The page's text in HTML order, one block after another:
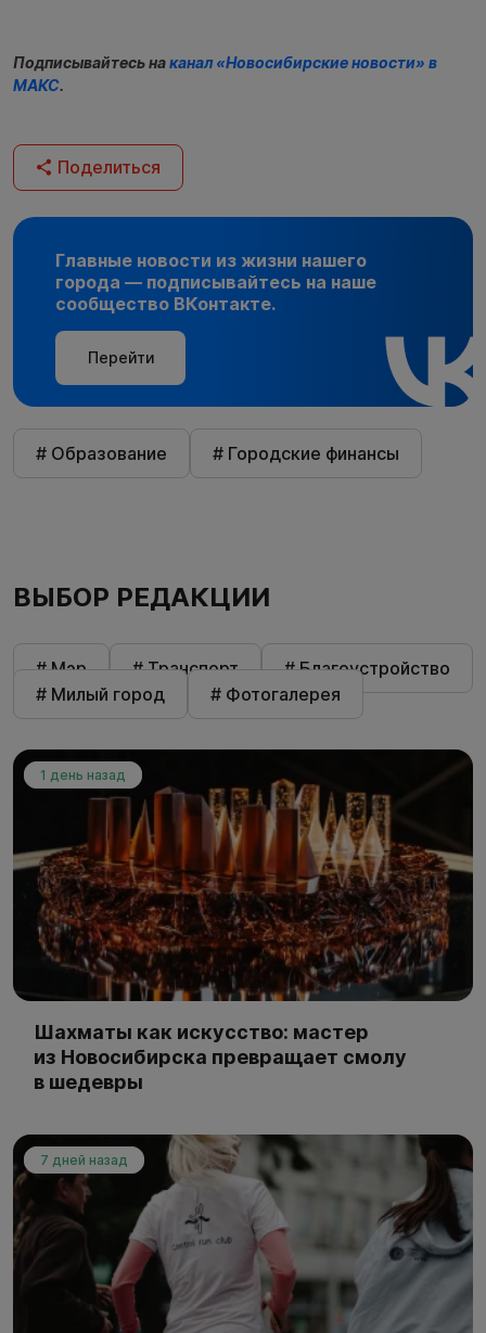
Подписывайтесь наканал «Новосибирские новости» в
МАКС.
Поделиться
Главные новости из жизни нашего
города — подписывайтесь на наше
сообщество ВКонтакте.
Перейти
# Образование # Городские финансы
ВЫБОР РЕДАКЦИИ
# Мэр # Транспорт
# Благоустройство
# Милый город
# Фотогалерея
1 день назад
Шахматы как искусство: мастер
из Новосибирска превращает смолу
в шедевры
7 дней назад